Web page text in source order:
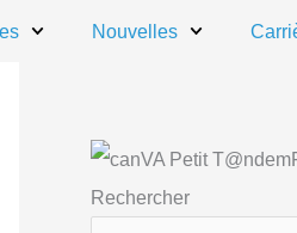
Nouvelles
Rechercher
C
a
A
r